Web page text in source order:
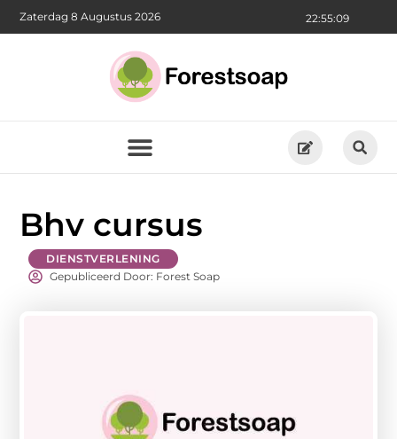
22:55:10
Zaterdag 8 Augustus 2026
Bhv cursus
DIENSTVERLENING
Gepubliceerd Door: Forest Soap